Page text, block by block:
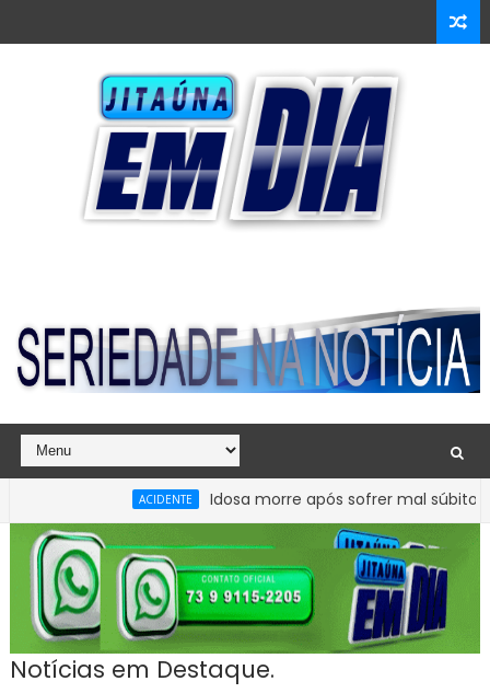
Idosa morre após sofrer mal súbito no
Notícias em Destaque.